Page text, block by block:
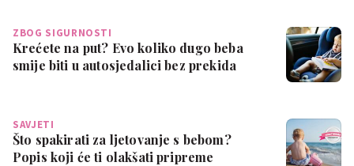
ZBOG SIGURNOSTI
Krećete na put? Evo koliko dugo beba
smije biti u autosjedalici bez prekida
SAVJETI
Što spakirati za ljetovanje s bebom?
Popis koji će ti olakšati pripreme